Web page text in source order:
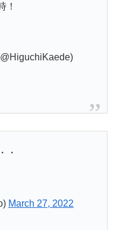
・
March 27, 2022